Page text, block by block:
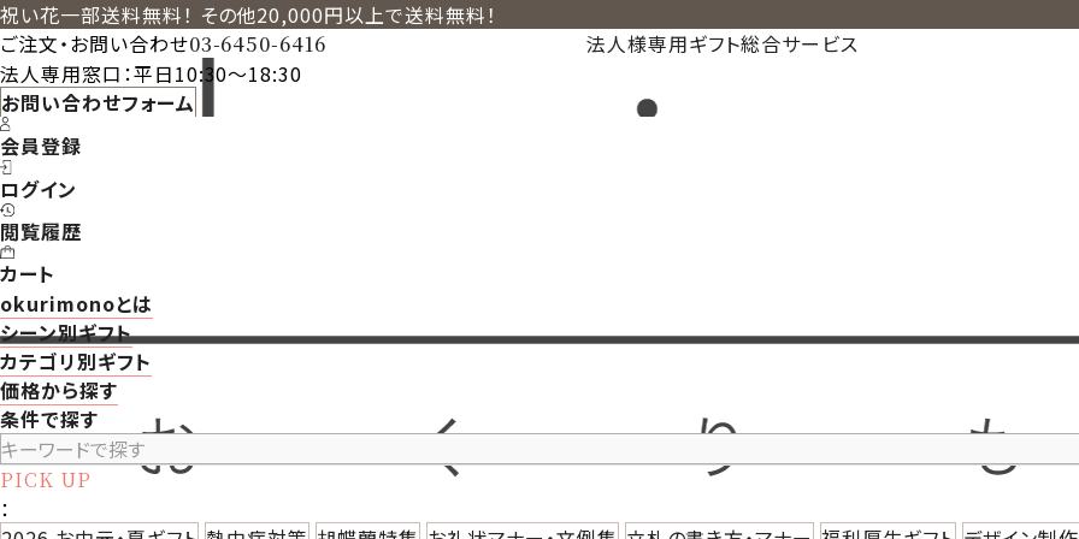
祝い花一部送料無料！ その他20,000円以上で送料無料！
法人様専用ギフト総合サービス
ご注文・お問い合わせ03-6450-6416
法人専用窓口：平日10:30～18:30
お問い合わせフォーム
会員登録
ログイン
閲覧履歴
カート
okurimonoとは
シーン別ギフト
カテゴリ別ギフト
価格から探す
条件で探す
PICK UP
：